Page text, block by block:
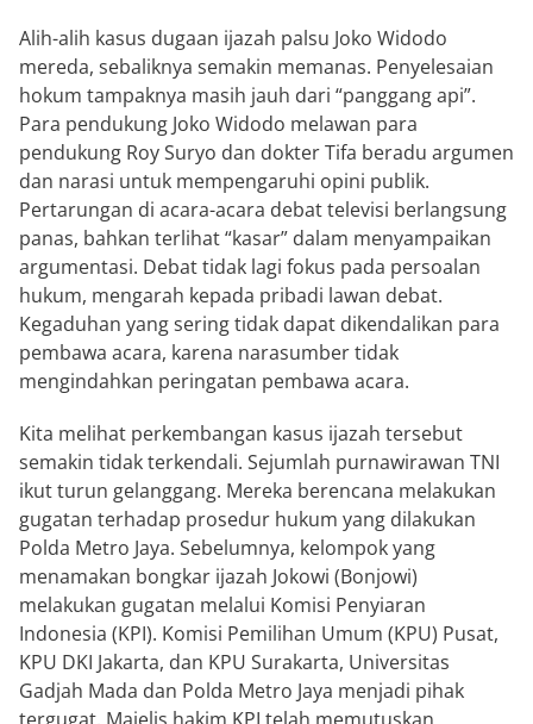
Alih-alih kasus dugaan ijazah palsu Joko Widodo
mereda, sebaliknya semakin memanas. Penyelesaian
hokum tampaknya masih jauh dari “panggang api”.
Para pendukung Joko Widodo melawan para
pendukung Roy Suryo dan dokter Tifa beradu argumen
dan narasi untuk mempengaruhi opini publik.
Pertarungan di acara-acara debat televisi berlangsung
panas, bahkan terlihat “kasar” dalam menyampaikan
argumentasi. Debat tidak lagi fokus pada persoalan
hukum, mengarah kepada pribadi lawan debat.
Kegaduhan yang sering tidak dapat dikendalikan para
pembawa acara, karena narasumber tidak
mengindahkan peringatan pembawa acara.
Kita melihat perkembangan kasus ijazah tersebut
semakin tidak terkendali. Sejumlah purnawirawan TNI
ikut turun gelanggang. Mereka berencana melakukan
gugatan terhadap prosedur hukum yang dilakukan
Polda Metro Jaya. Sebelumnya, kelompok yang
menamakan bongkar ijazah Jokowi (Bonjowi)
melakukan gugatan melalui Komisi Penyiaran
Indonesia (KPI). Komisi Pemilihan Umum (KPU) Pusat,
KPU DKI Jakarta, dan KPU Surakarta, Universitas
Gadjah Mada dan Polda Metro Jaya menjadi pihak